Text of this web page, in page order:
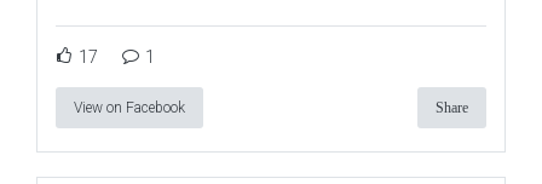
17 1
View on Facebook Share